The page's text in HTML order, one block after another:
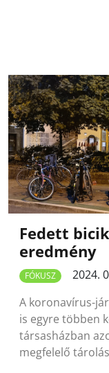
Fedett
eredmény
FÓKUSZ
2024.
A koronavírus-
is egyre többen
társasházban
megfelelő